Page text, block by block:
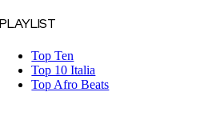
PLAYLIST
Top Ten
Top 10 Italia
Top Afro Beats